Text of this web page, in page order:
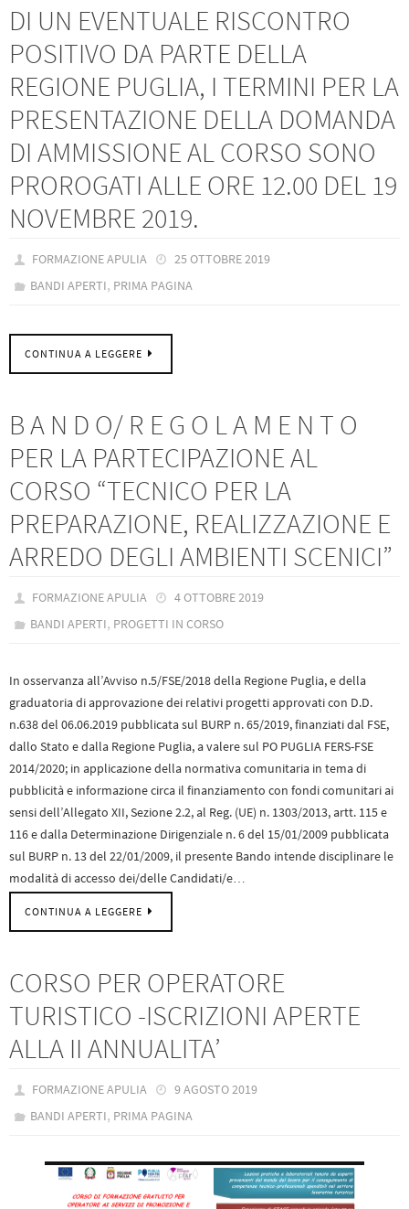
DI UN EVENTUALE RISCONTRO
POSITIVO DA PARTE DELLA
REGIONE PUGLIA, I TERMINI PER LA
PRESENTAZIONE DELLA DOMANDA
DI AMMISSIONE AL CORSO SONO
PROROGATI ALLE ORE 12.00 DEL 19
NOVEMBRE 2019.
FORMAZIONE APULIA
25 OTTOBRE 2019
BANDI APERTI, PRIMA PAGINA
CONTINUA A LEGGERE
B A N D O/ R E G O L A M E N T O
PER LA PARTECIPAZIONE AL
CORSO “TECNICO PER LA
PREPARAZIONE, REALIZZAZIONE E
ARREDO DEGLI AMBIENTI SCENICI”
FORMAZIONE APULIA
4 OTTOBRE 2019
BANDI APERTI, PROGETTI IN CORSO
In osservanza all’Avviso n.5/FSE/2018 della Regione Puglia, e della
graduatoria di approvazione dei relativi progetti approvati con D.D.
n.638 del 06.06.2019 pubblicata sul BURP n. 65/2019, finanziati dal FSE,
dallo Stato e dalla Regione Puglia, a valere sul PO PUGLIA FERS-FSE
2014/2020; in applicazione della normativa comunitaria in tema di
pubblicità e informazione circa il finanziamento con fondi comunitari ai
sensi dell’Allegato XII, Sezione 2.2, al Reg. (UE) n. 1303/2013, artt. 115 e
116 e dalla Determinazione Dirigenziale n. 6 del 15/01/2009 pubblicata
sul BURP n. 13 del 22/01/2009, il presente Bando intende disciplinare le
modalità di accesso dei/delle Candidati/e…
CONTINUA A LEGGERE
CORSO PER OPERATORE
TURISTICO -ISCRIZIONI APERTE
ALLA II ANNUALITA’
FORMAZIONE APULIA
9 AGOSTO 2019
BANDI APERTI, PRIMA PAGINA